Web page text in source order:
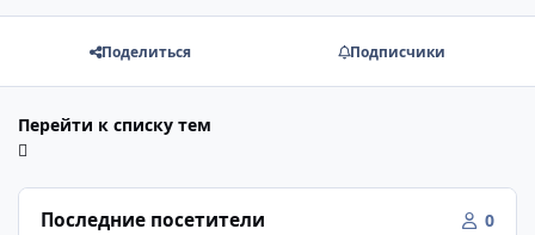
Поделиться Подписчики
Перейти к списку тем
Последние посетители 0